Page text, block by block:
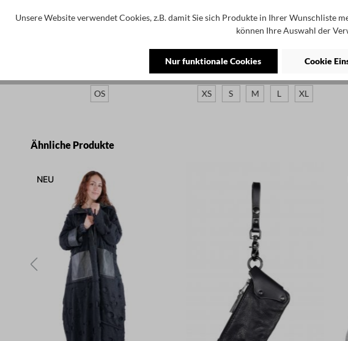
PAPUCEI
OS
PLÜ PLUSLAVIE
T-Shirt mit Gürtel - Black white dots
- 5076
XS S M L XL
Produktgalerie überspringen
Ähnliche Produkte
NEU
Unsere Website verwendet Cookies, z.B. damit Sie sich Produkte in Ihrer Wunschliste
können Ihre Auswahl der
Nur funktionale Cookies Cookie